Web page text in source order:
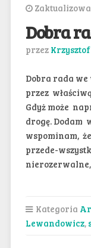
Dobra
przez
Dobra rada we
przez
Gdyż może
drogę. Dodam
wspominam,
przede-
Kategoria
Lewandowicz,